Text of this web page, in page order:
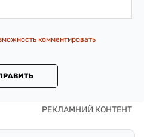
комментировать